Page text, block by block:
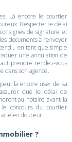
Là encore le courtier
Respecter le délai
de signature et
documents à renvoyer
en tant que simple
une annulation de
prendre rendez-vous
dans son agence.
là encore user de sa
que le délai de
au notaire avant la
concours du courtier
en douceur.
?